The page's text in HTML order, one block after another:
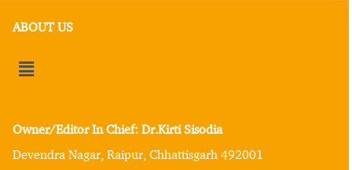
ABOUT US
Owner/Editor In Chief: Dr.Kirti Sisodia
Devendra Nagar, Raipur, Chhattisgarh 492001